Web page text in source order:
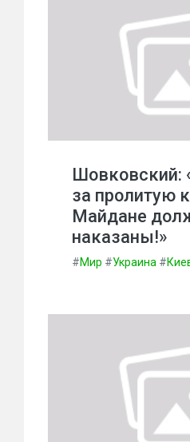
Шовковский:
за пролитую
Майдане
наказаны!»
#Мир #Украина #